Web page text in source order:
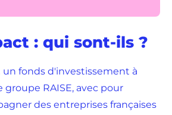
: qui sont-ils ?
un fonds d'investissement à
groupe RAISE, avec pour
des entreprises françaises